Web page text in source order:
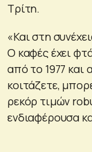
Τρίτη.
«Και στη
Ο καφές έχει
από το 1977 και
κοιτάζετε,
ρεκόρ τιμών
ενδιαφέρουσα